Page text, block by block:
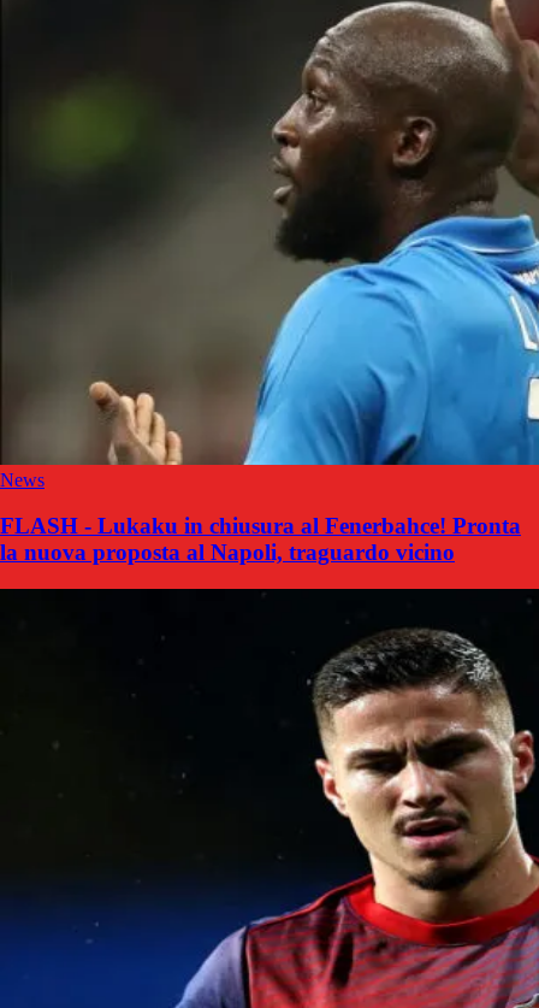
News
FLASH - Lukaku in chiusura al Fenerbahce! Pronta
la nuova proposta al Napoli, traguardo vicino